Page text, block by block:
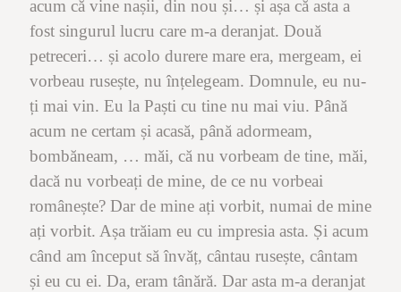
acum că vine nașii, din nou și… și așa că asta a
fost singurul lucru care m-a deranjat. Două
petreceri… și acolo durere mare era, mergeam, ei
vorbeau rusește, nu înțelegeam. Domnule, eu nu-
ți mai vin. Eu la Paști cu tine nu mai viu. Până
acum ne certam și acasă, până adormeam,
bombăneam, … măi, că nu vorbeam de tine, măi,
dacă nu vorbeați de mine, de ce nu vorbeai
românește? Dar de mine ați vorbit, numai de mine
ați vorbit. Așa trăiam eu cu impresia asta. Și acum
când am început să învăț, cântau rusește, cântam
și eu cu ei. Da, eram tânără. Dar asta m-a deranjat